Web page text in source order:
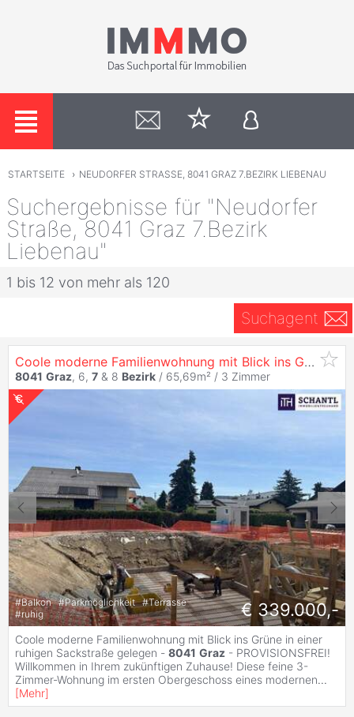
STARTSEITE › NEUDORFER STRASSE, 8041 GRAZ 7.BEZIRK LIEBENAU
Suchergebnisse für "Neudorfer
Straße, 8041 Graz 7.Bezirk
Liebenau"
1 bis 12 von mehr als 120
Suchagent
Coole moderne Familienwohnung mit Blick ins Grüne in einer ruhigen Sackstraße gelegen -
8041 Graz, 6, 7 & 8 Bezirk / 65,69m² / 3 Zimmer
#Balkon #Parkmöglichkeit #Terrasse
#ruhig € 339.000,-
Coole moderne Familienwohnung mit Blick ins Grüne in einer
ruhigen Sackstraße gelegen - 8041 Graz - PROVISIONSFREI!
Willkommen in Ihrem zukünftigen Zuhause! Diese feine 3-
Zimmer-Wohnung im ersten Obergeschoss eines modernen...
[Mehr]